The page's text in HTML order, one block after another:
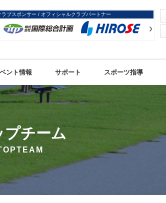
ラブスポンサー / オフィシャルクラブパートナー
ント情報 サポート スポーツ指導
プチーム